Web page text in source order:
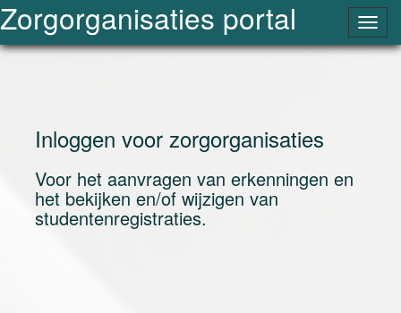
Zorgorganisaties portal
Inloggen voor zorgorganisaties
Voor het aanvragen van erkenningen en
het bekijken en/of wijzigen van
studentenregistraties.